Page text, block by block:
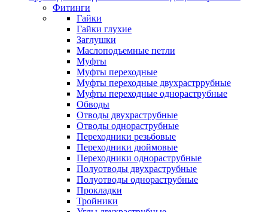
Фитинги
Гайки
Гайки глухие
Заглушки
Маслоподъемные петли
Муфты
Муфты переходные
Муфты переходные двухрастррубные
Муфты переходные однораструбные
Обводы
Отводы двухраструбные
Отводы однораструбные
Переходники резьбовые
Переходники дюймовые
Переходники однораструбные
Полуотводы двухраструбные
Полуотводы однораструбные
Прокладки
Тройники